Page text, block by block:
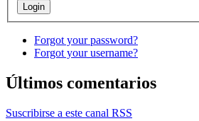
Forgot your password?
Forgot your username?
Últimos comentarios
Suscribirse a este canal RSS